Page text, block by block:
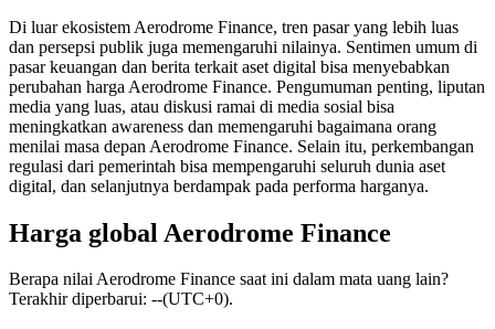
Di luar ekosistem Aerodrome Finance, tren pasar yang lebih luas
dan persepsi publik juga memengaruhi nilainya. Sentimen umum di
pasar keuangan dan berita terkait aset digital bisa menyebabkan
perubahan harga Aerodrome Finance. Pengumuman penting, liputan
media yang luas, atau diskusi ramai di media sosial bisa
meningkatkan awareness dan memengaruhi bagaimana orang
menilai masa depan Aerodrome Finance. Selain itu, perkembangan
regulasi dari pemerintah bisa mempengaruhi seluruh dunia aset
digital, dan selanjutnya berdampak pada performa harganya.
Harga global Aerodrome Finance
Berapa nilai Aerodrome Finance saat ini dalam mata uang lain?
Terakhir diperbarui: --(UTC+0).